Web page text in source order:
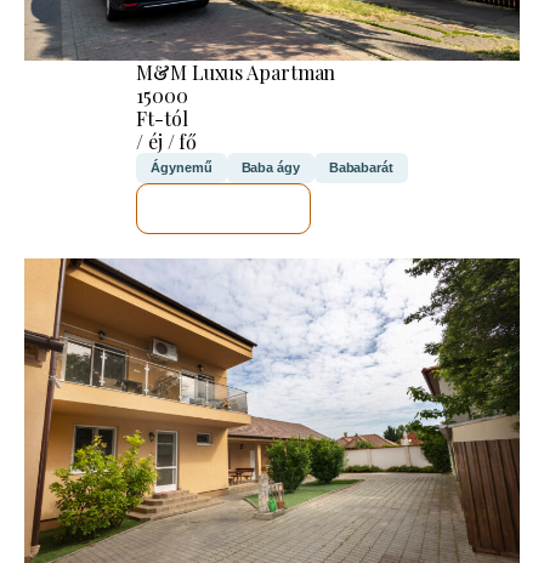
M&M Luxus Apartman
15000
Ft-tól
/ éj / fő
Ágynemű Baba ágy Bababarát